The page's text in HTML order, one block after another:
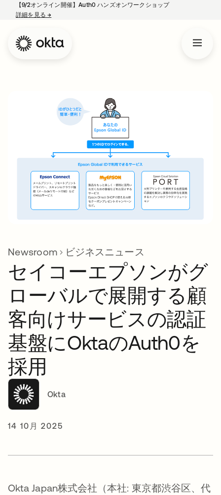
【9/2オンライン開催】Auth0 ハンズオンワークショップ
詳細を見る→
Newsroom ビジネスニュース
セイコーエプソンがグ
ローバルで展開する顧
客向けサービスの認証
基盤にOktaのAuth0を
採用
Okta
14 10月 2025
Okta Japan株式会社（本社: 東京都渋谷区、代